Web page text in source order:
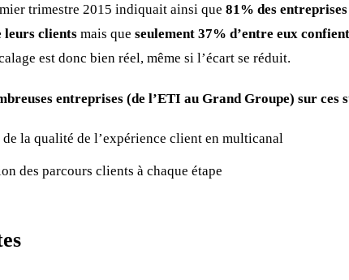
trimestre 2015 indiquait ainsi que 81% des entreprises
leurs clients mais que seulement 37% d’entre eux
est donc bien réel, même si l’écart se réduit.
entreprises (de l’ETI au Grand Groupe) sur ces
la qualité de l’expérience client en multicanal
des parcours clients à chaque étape